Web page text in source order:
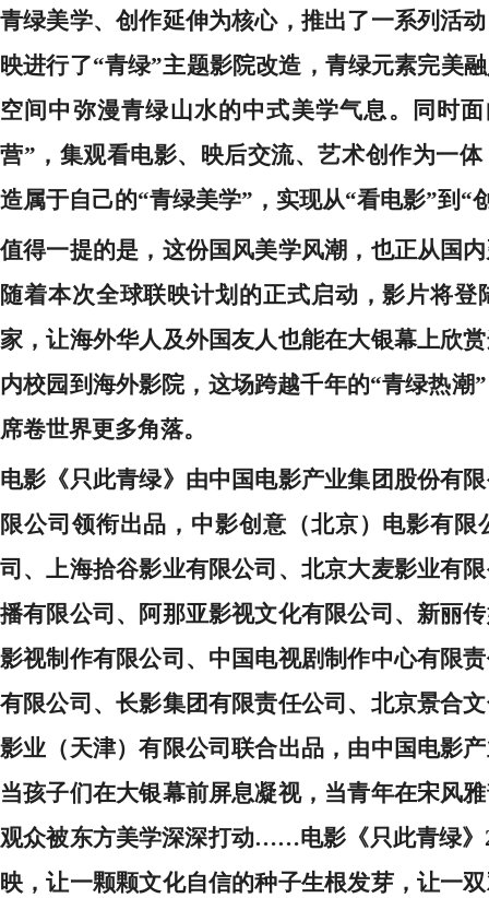
青绿美学、创作延伸为核心，推出了一系列活
映进行了“青绿”主题影院改造，青绿元素完美
空间中弥漫青绿山水的中式美学气息。同时
营”，集观看电影、映后交流、艺术创作为一
造属于自己的“青绿美学”，实现从“看电影”到“
值得一提的是，这份国风美学风潮，也正从国
随着本次全球联映计划的正式启动，影片将
家，让海外华人及外国友人也能在大银幕上欣
内校园到海外影院，这场跨越千年的“青绿热潮
席卷世界更多角落。
电影《只此青绿》由中国电影产业集团股份有
限公司领衔出品，中影创意（北京）电影有
司、上海拾谷影业有限公司、北京大麦影业有
播有限公司、阿那亚影视文化有限公司、新丽
影视制作有限公司、中国电视剧制作中心有限
有限公司、长影集团有限责任公司、北京景合
影业（天津）有限公司联合出品，由中国电影
当孩子们在大银幕前屏息凝视，当青年在宋风
观众被东方美学深深打动……电影《只此青绿》
映 ，让一颗颗文化自信的种子生根发芽，让一